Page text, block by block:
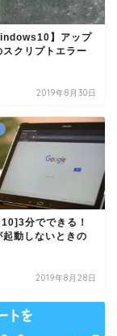
】アップ
スクリプトエラー
2019年8月30日
分でできる！
動しないときの
2019年8月28日